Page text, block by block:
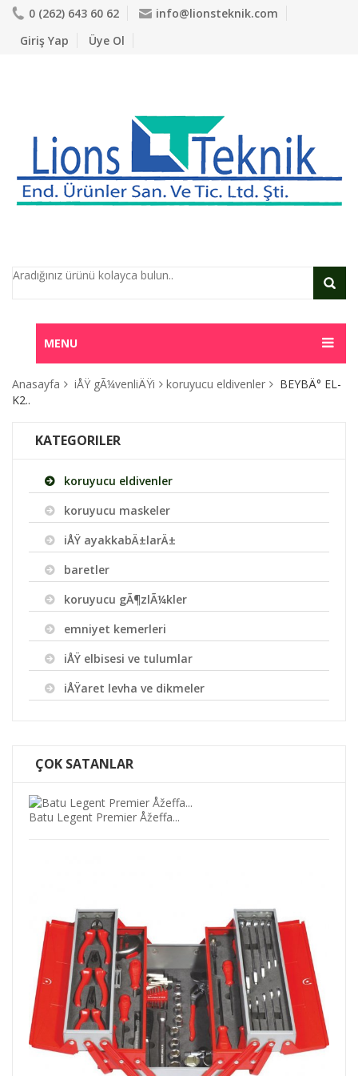
0 (262) 643 60 62
info@lionsteknik.com
Giriş Yap
Üye Ol
MENU
Anasayfa iÅŸ gÃ¼venliÄŸi koruyucu eldivenler
BEYBÄ° EL-
K2..
KATEGORILER
koruyucu eldivenler
koruyucu maskeler
iÅŸ ayakkabÄ±larÄ±
baretler
koruyucu gÃ¶zlÃ¼kler
emniyet kemerleri
iÅŸ elbisesi ve tulumlar
iÅŸaret levha ve dikmeler
ÇOK SATANLAR
Batu Legent Premier Åžeffa...